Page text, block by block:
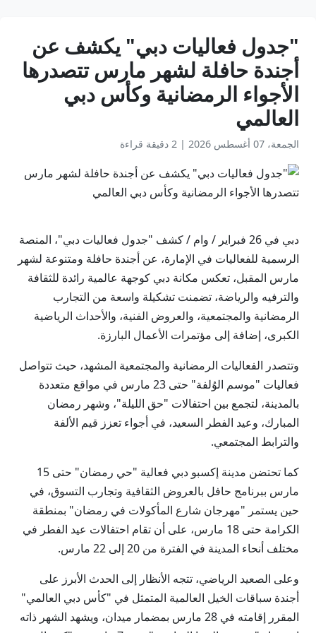
"جدول فعاليات دبي" يكشف عن
أجندة حافلة لشهر مارس تتصدرها
الأجواء الرمضانية وكأس دبي
العالمي
الجمعة، 07 أغسطس 2026 | 2 دقيقة قراءة
دبي في 26 فبراير / وام / كشف "جدول فعاليات دبي"، المنصة
الرسمية للفعاليات في الإمارة، عن أجندة حافلة ومتنوعة لشهر
مارس المقبل، تعكس مكانة دبي كوجهة عالمية رائدة للثقافة
والترفيه والرياضة، تضمنت تشكيلة واسعة من التجارب
الرمضانية والمجتمعية، والعروض الفنية، والأحداث الرياضية
الكبرى، إضافة إلى مؤتمرات الأعمال البارزة.
وتتصدر الفعاليات الرمضانية والمجتمعية المشهد، حيث تتواصل
فعاليات "موسم الوُلفة" حتى 23 مارس في مواقع متعددة
بالمدينة، لتجمع بين احتفالات "حق الليلة"، وشهر رمضان
المبارك، وعيد الفطر السعيد، في أجواء تعزز قيم الألفة
والترابط المجتمعي.
كما تحتضن مدينة إكسبو دبي فعالية "حي رمضان" حتى 15
مارس ببرنامج حافل بالعروض الثقافية وتجارب التسوق، في
حين يستمر "مهرجان شارع المأكولات في رمضان" بمنطقة
الكرامة حتى 18 مارس، على أن تقام احتفالات عيد الفطر في
مختلف أنحاء المدينة في الفترة من 20 إلى 22 مارس.
وعلى الصعيد الرياضي، تتجه الأنظار إلى الحدث الأبرز على
أجندة سباقات الخيل العالمية المتمثل في "كأس دبي العالمي"
المقرر إقامته في 28 مارس بمضمار ميدان، ويشهد الشهر ذاته